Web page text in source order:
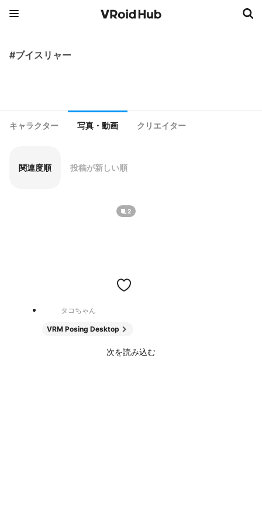
#ブイスリャー
キャラクター 写真・動画 クリエイター
関連度順 投稿が新しい順
2
タコちゃん
VRM Posing Desktop
次を読み込む